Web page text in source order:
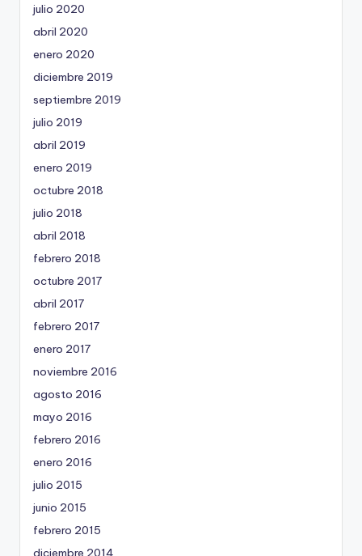
julio 2020
abril 2020
enero 2020
diciembre 2019
septiembre 2019
julio 2019
abril 2019
enero 2019
octubre 2018
julio 2018
abril 2018
febrero 2018
octubre 2017
abril 2017
febrero 2017
enero 2017
noviembre 2016
agosto 2016
mayo 2016
febrero 2016
enero 2016
julio 2015
junio 2015
febrero 2015
diciembre 2014